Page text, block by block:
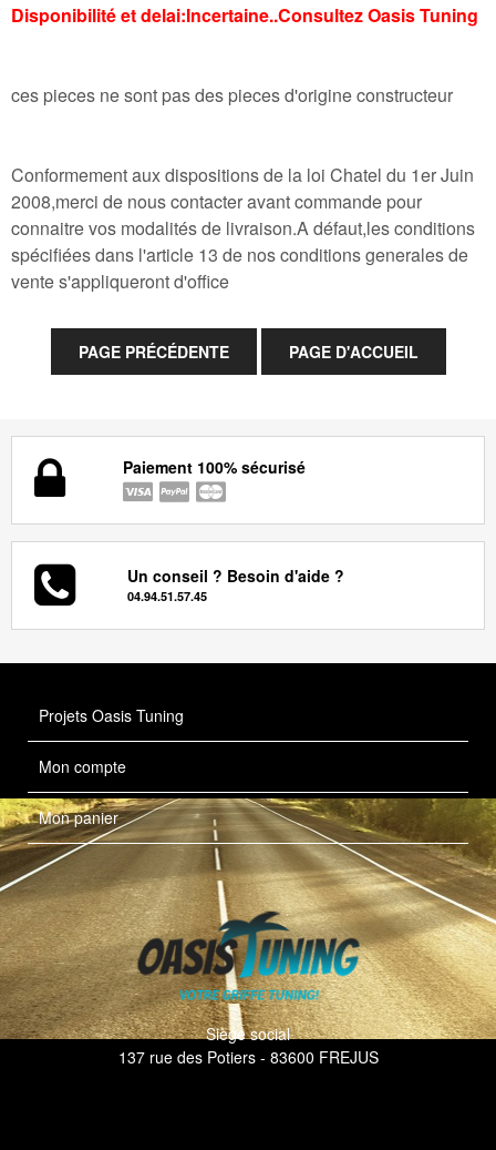
Disponibilité et delai:Incertaine..Consultez Oasis Tuning
ces pieces ne sont pas des pieces d'origine constructeur
Conformement aux dispositions de la loi Chatel du 1er Juin
2008,merci de nous contacter avant commande pour
connaitre vos modalités de livraison.A défaut,les conditions
spécifiées dans l'article 13 de nos conditions generales de
vente s'appliqueront d'office
Paiement 100% sécurisé
Un conseil ? Besoin d'aide ?
04.94.51.57.45
Projets Oasis Tuning
Mon compte
Mon panier
Siège social
137 rue des Potiers - 83600 FREJUS